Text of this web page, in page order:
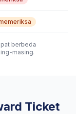
berbeda
masing.
Ticket